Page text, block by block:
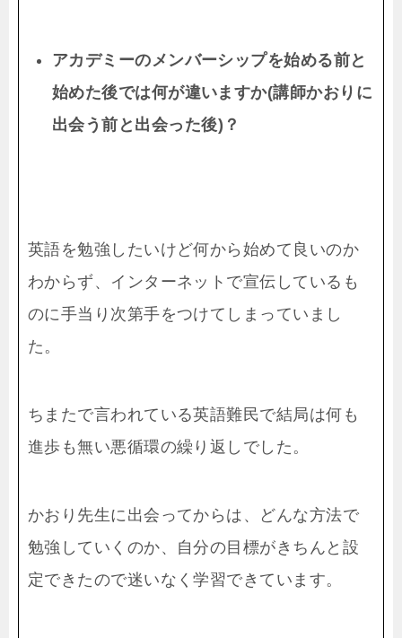
アカデミーのメンバーシップを始める前と
始めた後では何が違いますか(講師かおりに
出会う前と出会った後) ？
英語を勉強したいけど何から始めて良いのか
わからず、インターネットで宣伝しているも
のに手当り次第手をつけてしまっていまし
た。
ちまたで言われている英語難民で結局は何も
進歩も無い悪循環の繰り返しでした。
かおり先生に出会ってからは、どんな方法で
勉強していくのか、自分の目標がきちんと設
定できたので迷いなく学習できています。